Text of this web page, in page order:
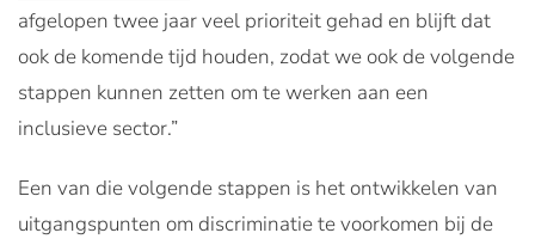
afgelopen twee jaar veel prioriteit gehad en blijft dat
ook de komende tijd houden, zodat we ook de volgende
stappen kunnen zetten om te werken aan een
inclusieve sector.”
Een van die volgende stappen is het ontwikkelen van
uitgangspunten om discriminatie te voorkomen bij de